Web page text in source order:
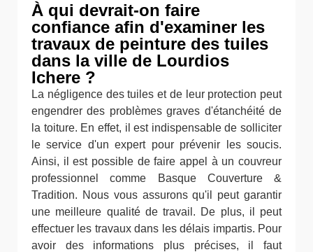
À qui devrait-on faire
confiance afin d'examiner les
travaux de peinture des tuiles
dans la ville de Lourdios
Ichere ?
La négligence des tuiles et de leur protection peut
engendrer des problèmes graves d'étanchéité de
la toiture. En effet, il est indispensable de solliciter
le service d'un expert pour prévenir les soucis.
Ainsi, il est possible de faire appel à un couvreur
professionnel comme Basque Couverture &
Tradition. Nous vous assurons qu'il peut garantir
une meilleure qualité de travail. De plus, il peut
effectuer les travaux dans les délais impartis. Pour
avoir des informations plus précises, il faut